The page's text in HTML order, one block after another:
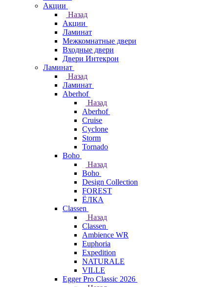
Акции
Назад
Акции
Ламинат
Межкомнатные двери
Входные двери
Двери Интекрон
Ламинат
Назад
Ламинат
Aberhof
Назад
Aberhof
Cruise
Cyclone
Storm
Tornado
Boho
Назад
Boho
Design Collection
FOREST
ЁЛКА
Classen
Назад
Classen
Ambience WR
Euphoria
Expedition
NATURALE
VILLE
Egger Pro Classic 2026